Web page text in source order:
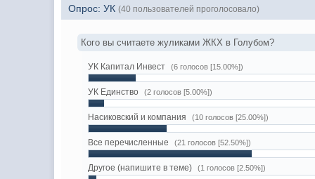
Опрос: УК(40 пользователей проголосовало)
Кого вы считаете жуликами ЖКХ в Голубом?
УК Капитал Инвест (6 голосов [15.00%])
УК Единство (2 голосов [5.00%])
Насиковский и компания (10 голосов [25.00%])
Все перечисленные (21 голосов [52.50%])
Другое (напишите в теме) (1 голосов [2.50%])